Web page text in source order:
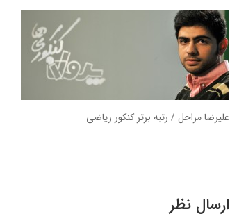
علیرضا مراحل / رتبه برتر کنکور ریاضی
ارسال نظر